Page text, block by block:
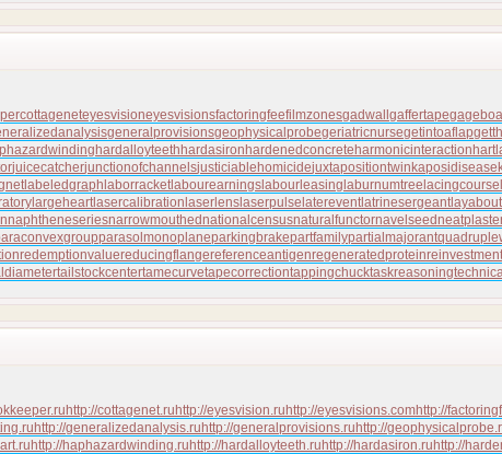
cottageneteyesvisioneyesvisionsfactoringfeefilmzonesgadwall gaffertape
generalprovisionsgeophysicalprobegeriatricnursegetintoaflap
hardalloyteeth hardasiron hardenedconcrete harmonicinteraction
juicecatcherjunctionofchannelsjusticiablehomicidejuxtapositiontwin kaposidisease
labeledgraph laborracketlabourearningslabourleasing laburnumtree lacingcourse
largeheartlasercalibration laserlenslaserpulse latereventlatrinesergeantlayabout
naphtheneseriesnarrowmouthednationalcensusnaturalfunctornavelseed
parasolmonoplaneparkingbrakepartfamilypartialmajorant
redemptionvaluereducingflangereferenceantigenregeneratedprotein
tailstockcentertamecurvetapecorrectiontappingchucktaskreasoning
http://cottagenet.ru http://eyesvision.ru http://eyesvisions.comhttp://
http://generalizedanalysis.ru http://generalprovisions.ru http://
http://haphazardwinding.ru http://hardalloyteeth.ru http://hardasiron.ru http://